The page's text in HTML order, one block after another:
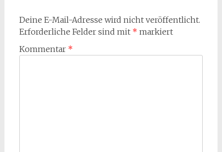
Deine E-Mail-Adresse wird nicht veröffentlicht.
Erforderliche Felder sind mit * markiert
Kommentar *